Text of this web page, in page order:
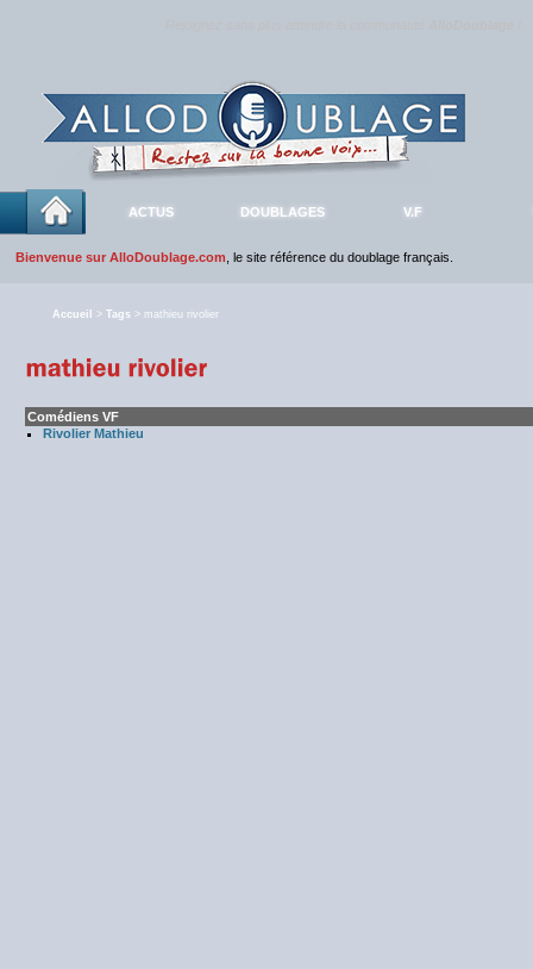
ACTUS DOUBLAGES V.F
Bienvenue sur AlloDoublage.com , le site référence du doublage français.
Accueil > Tags > mathieu rivolier
Comédiens VF
Rivolier Mathieu